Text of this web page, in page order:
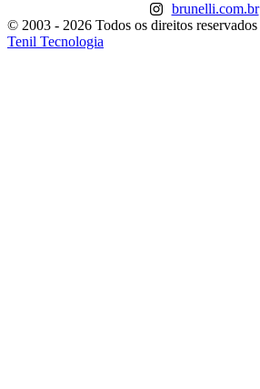
brunelli.com.br
© 2003 - 2026 Todos os direitos reservados
Tenil Tecnologia